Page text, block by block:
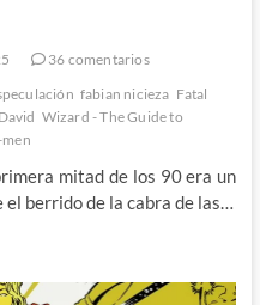
36 comentarios
fabian nicieza Fatal
Wizard - The Guide to
mitad de los 90 era un
el berrido de la cabra de las…